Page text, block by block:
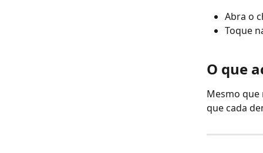
Abra o
Toque
O que
Mesmo
que cada